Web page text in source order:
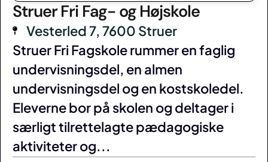
Struer Fri Fag- og Højskole
Vesterled 7, 7600 Struer
Struer Fri Fagskole rummer en faglig
undervisningsdel, en almen
undervisningsdel og en kostskoledel.
Eleverne bor på skolen og deltager i
særligt tilrettelagte pædagogiske
aktiviteter og...